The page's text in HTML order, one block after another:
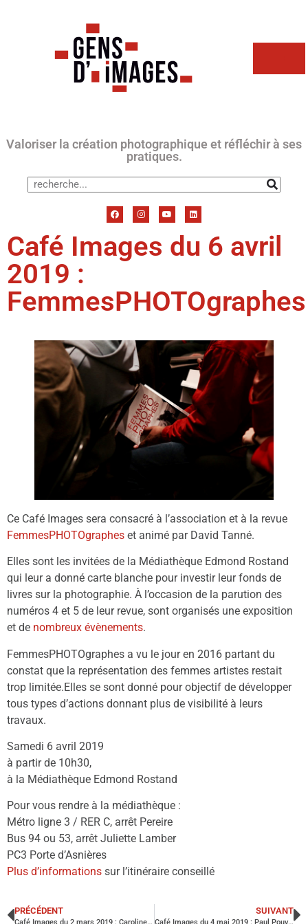
Valoriser la création photographique et réfléchir à ses
pratiques.
Café Images du 6 avril
2019 :
FemmesPHOTOgraphes
Ce Café Images sera consacré à l’association et à la revue
FemmesPHOTOgraphes et animé par David Tanné.
Elles sont les invitées de la Médiathèque Edmond Rostand
qui leur a donné carte blanche pour investir leur fonds de
livres sur la photographie. À l’occasion de la parution des
numéros 4 et 5 de leur revue, sont organisés une exposition
et de nombreux évènements.
FemmesPHOTOgraphes a vu le jour en 2016 partant du
constat que la représentation des femmes artistes restait
trop limitée.Elles se sont donné pour objectif de développer
tous types d’actions donnant plus de visibilité à leurs
travaux.
Samedi 6 avril 2019
à partir de 10h30,
à la Médiathèque Edmond Rostand
Pour vous rendre à la médiathèque :
Métro ligne 3 / RER C, arrêt Pereire
Bus 94 ou 53, arrêt Juliette Lamber
PC3 Porte d’Asnières
Plus d’informations sur l’itinéraire conseillé
PRÉCÉDENT
Café Images du 2 mars 2019 : Caroline Henry
SUIVANT
Café Images du 4 mai 2019 : Paul Pouvreau